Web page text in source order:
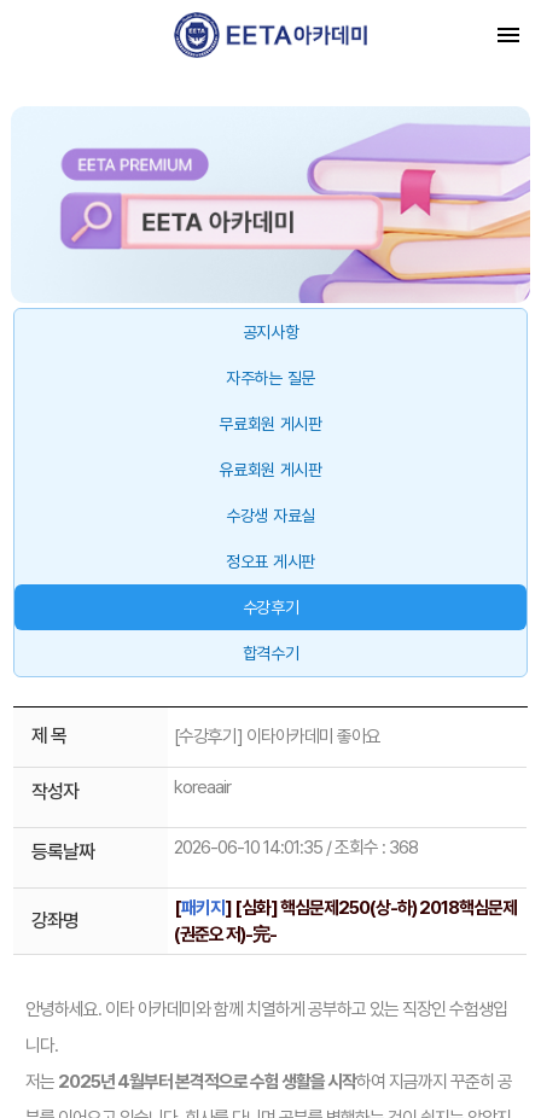
공지사항
자주하는 질문
무료회원 게시판
유료회원 게시판
수강생 자료실
정오표 게시판
수강후기
합격수기
제 목 [수강후기] 이타아카데미 좋아요
작성자 koreaair
등록날짜 2026-06-10 14:01:35 / 조회수 : 368
강좌명
[패키지 ] [심화] 핵심문제250(상-하) 2018핵심문제
(권준오 저)-完-
안녕하세요. 이타 아카데미와 함께 치열하게 공부하고 있는 직장인 수험생입
니다.
저는 2025년 4월부터 본격적으로 수험 생활을 시작하여 지금까지 꾸준히 공